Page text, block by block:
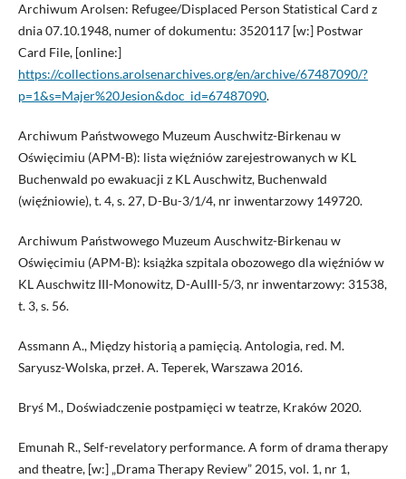
Archiwum Arolsen: Refugee/Displaced Person Statistical Card z
dnia 07.10.1948, numer of dokumentu: 3520117 [w:] Postwar
Card File, [online:]
https://collections.arolsenarchives.org/en/archive/67487090/?
p=1&s=Majer%20Jesion&doc_id=67487090.
Archiwum Państwowego Muzeum Auschwitz-Birkenau w
Oświęcimiu (APM-B): lista więźniów zarejestrowanych w KL
Buchenwald po ewakuacji z KL Auschwitz, Buchenwald
(więźniowie), t. 4, s. 27, D-Bu-3/1/4, nr inwentarzowy 149720.
Archiwum Państwowego Muzeum Auschwitz-Birkenau w
Oświęcimiu (APM-B): książka szpitala obozowego dla więźniów w
KL Auschwitz III-Monowitz, D-AuIII-5/3, nr inwentarzowy: 31538,
t. 3, s. 56.
Assmann A., Między historią a pamięcią. Antologia, red. M.
Saryusz-Wolska, przeł. A. Teperek, Warszawa 2016.
Bryś M., Doświadczenie postpamięci w teatrze, Kraków 2020.
Emunah R., Self-revelatory performance. A form of drama therapy
and theatre, [w:] „Drama Therapy Review” 2015, vol. 1, nr 1,